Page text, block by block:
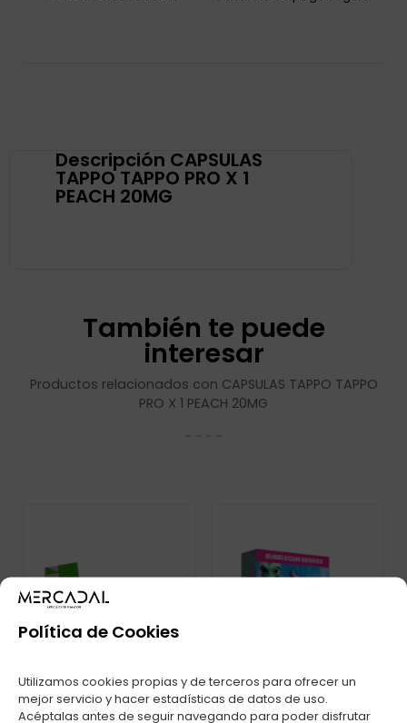
Política de Cookies
Utilizamos cookies propias y de terceros para ofrecer un
mejor servicio y hacer estadísticas de datos de uso.
Acéptalas antes de seguir navegando para poder disfrutar
Descripción CAPSULAS
TAPPO TAPPO PRO X 1
PEACH 20MG
También te puede
interesar
Productos relacionados con CAPSULAS TAPPO TAPPO
PRO X 1 PEACH 20MG